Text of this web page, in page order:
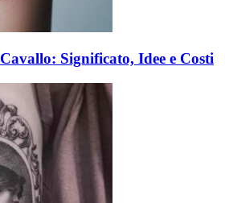
Significato, Idee e Costi